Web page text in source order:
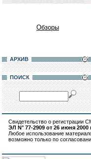
Обзоры
АРХИВ
ПОИСК
Свидетельство о регистрации
ЭЛ N° 77-2909 от 26 июня 2000
Любое использование
возможно только по